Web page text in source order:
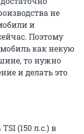
не
и
Поэтому
как некую
то нужно
и делать это
(150 л.с.) в